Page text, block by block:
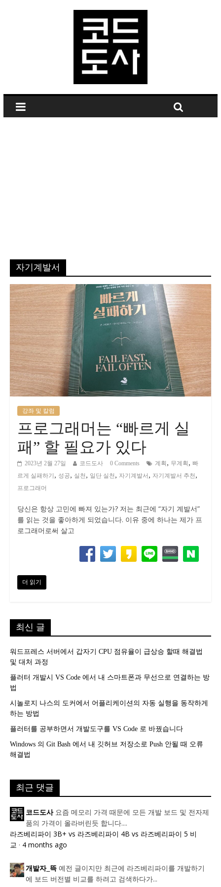
자기계발서
강좌 및 칼럼
프로그래머는 “빠르게 실
패” 할 필요가 있다
2023년 2월 27일 코드도사 0 Comments 계획 , 무계획 , 빠
르게 실패하기 , 성공, 실천 , 일단 실천 , 자기계발서 , 자기계발서 추천 ,
프로그래머
당신은 항상 고민에 빠져 있는가? 저는 최근에 “자기 계발서”
를 읽는 것을 좋아하게 되었습니다. 이유 중에 하나는 제가 프
로그래머로써 살고
더 읽기
최신 글
워드프레스 서버에서 갑자기 CPU 점유율이 급상승 할때 해결법
및 대처 과정
플러터 개발시 VS Code 에서 내 스마트폰과 무선으로 연결하는 방
법
시놀로지 나스의 도커에서 어플리케이션의 자동 실행을 동작하게
하는 방법
플러터를 공부하면서 개발도구를 VS Code 로 바꿨습니다
Windows 의 Git Bash 에서 내 깃허브 저장소로 Push 안될 때 오류
해결법
최근 댓글
코드도사 요즘 메모리 가격 때문에 모든 개발 보드 및 전자제
품의 가격이 올라버린듯 합니다....
라즈베리파이 3B+ vs 라즈베리파이 4B vs 라즈베리파이 5 비
교 · 4 months ago
개발자_뜩 예전 글이지만 최근에 라즈베리파이를 개발하기
에 보드 버전별 비교를 하려고 검색하다가...